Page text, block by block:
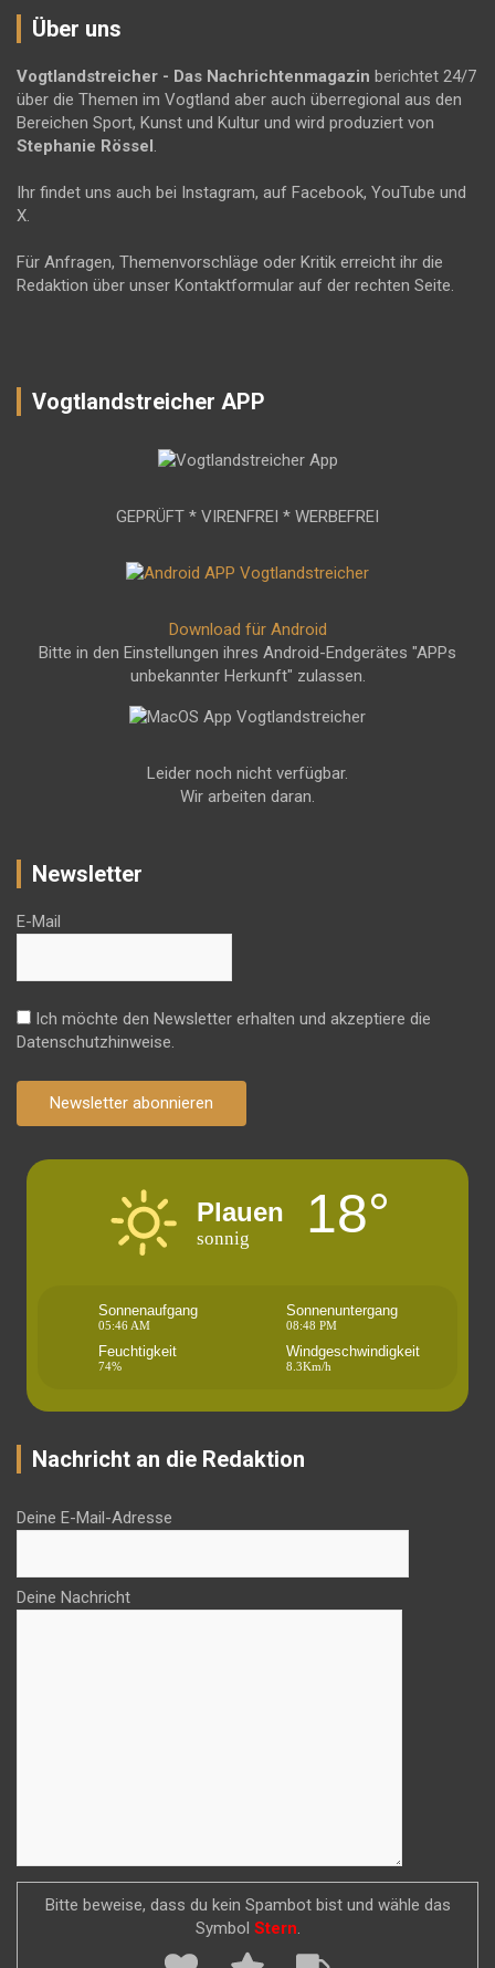
Über uns
Vogtlandstreicher - Das Nachrichtenmagazin berichtet 24/7
über die Themen im Vogtland aber auch überregional aus den
Bereichen Sport, Kunst und Kultur und wird produziert von
Stephanie Rössel .
Ihr findet uns auch bei Instagram, auf Facebook, YouTube und
X.
Für Anfragen, Themenvorschläge oder Kritik erreicht ihr die
Redaktion über unser Kontaktformular auf der rechten Seite.
Vogtlandstreicher APP
GEPRÜFT * VIRENFREI * WERBEFREI
Download für Android
Bitte in den Einstellungen ihres Android-Endgerätes "APPs
unbekannter Herkunft" zulassen.
Leider noch nicht verfügbar.
Wir arbeiten daran.
Newsletter
E-Mail
Ich möchte den Newsletter erhalten und akzeptiere die
Datenschutzhinweise.
Newsletter abonnieren
Plauen
sonnig 18°
Sonnenaufgang
05:46 AM
Sonnenuntergang
08:48 PM
Feuchtigkeit
74%
Windgeschwindigkeit
8.3Km/h
Nachricht an die Redaktion
Deine E-Mail-Adresse
Deine Nachricht
Bitte beweise, dass du kein Spambot bist und wähle das
Symbol Stern.